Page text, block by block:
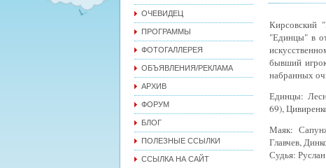
ОЧЕВИДЕЦ
ПРОГРАММЫ
ФОТОГАЛЛЕРЕЯ
ОБЪЯВЛЕНИЯ/РЕКЛАМА
АРХИВ
ФОРУМ
БЛОГ
ПОЛЕЗНЫЕ ССЫЛКИ
ССЫЛКА НА САЙТ
Кирсовский
"Единцы" в
бывший
набранных
Единцы:
69),
Маяк:
Главчев,
Судья: